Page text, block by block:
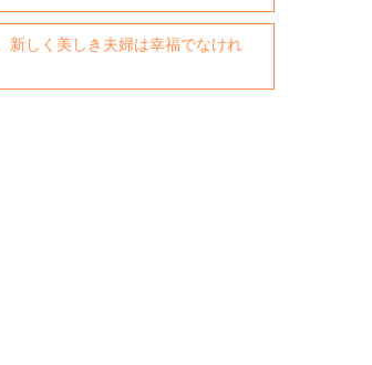
新しく美しき夫婦は幸福でなけれ